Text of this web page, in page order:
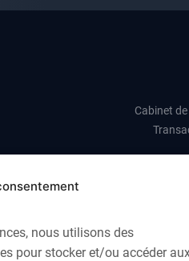
nous utilisons des
pour stocker et/ou accéder
Cabinet
Maison &